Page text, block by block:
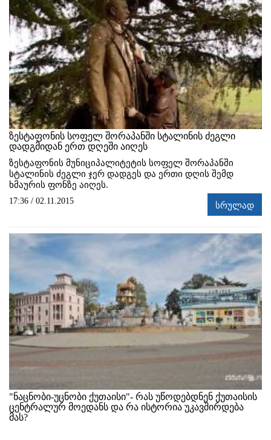
ზესტაფონის სოფელ შორაპანში სტალინის ძეგლი
დადგმიდან ერთ დღეში აიღეს
ზესტაფონის მუნიციპალიტეტის სოფელ შორაპანში
სტალინის ძეგლი ჯერ დადგეს და ერთი დღის შემდ
ხმაურის ფონზე აიღეს.
17:36 / 02.11.2015 სრულად
"ნაცნობი-უცნობი ქუთაისი"- რას უწოდებდნენ ქუთაისის
ცენტრალურ მოედანს და რა ისტორია უკავშირდება
მას?